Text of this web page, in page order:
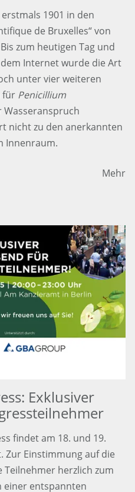
1901 in den
de Bruxelles“ von
zum heutigen Tag und
Internet wurde die Art
unter vier weiteren
für Penicillium
nicht zu den anerkannten
Innenraum.
Mehr
Exklusiver
findet am 18. und 19.
Zur Einstimmung auf die
Teilnehmer herzlich zum
einer entspannten